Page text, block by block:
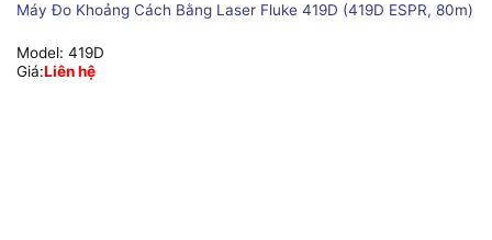
Máy Đo Khoảng Cách Bằng Laser Fluke 419D (419D ESPR, 80m)
Model: 419D
Giá:Liên hệ